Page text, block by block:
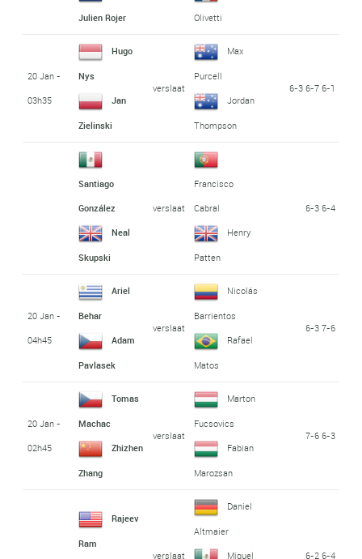
Julien Rojer Olivetti
20 Jan -
03h35
Hugo
Nys
Jan
Zielinski
verslaat
Max
Purcell
Jordan
Thompson
6-3 6-7 6-1
Santiago
González
Neal
Skupski
verslaat
Francisco
Cabral
Henry
Patten
6-3 6-4
20 Jan -
04h45
Ariel
Behar
Adam
Pavlasek
verslaat
Nicolás
Barrientos
Rafael
Matos
6-3 7-6
20 Jan -
02h45
Tomas
Machac
Zhizhen
Zhang
verslaat
Marton
Fucsovics
Fabian
Marozsan
7-6 6-3
Rajeev
Ram
verslaat
Daniel
Altmaier
Miguel
6-2 6-4